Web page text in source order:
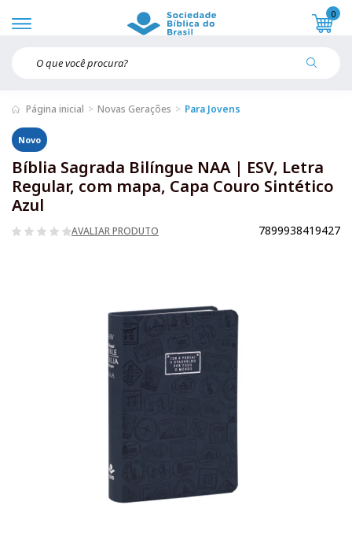
0
Página inicial Novas Gerações Para Jovens
Novo
Bíblia Sagrada Bilíngue NAA | ESV, Letra
Regular, com mapa, Capa Couro Sintético
Azul
AVALIAR PRODUTO 7899938419427